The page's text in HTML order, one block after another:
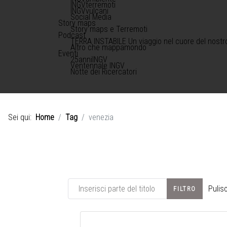
INGVterremoti
INGVvulcani
Social Media
Story maps
Story maps e Terremoti
Podcast
TERRA INSTABILE Un viaggio nel cuore del
Altro che mappamondo
Eventi
25anniINGV
Ventennale INGV
Notte dei Ricercatori
Sei qui: Home Tag venezia
Inserisci parte del titolo FILTRO